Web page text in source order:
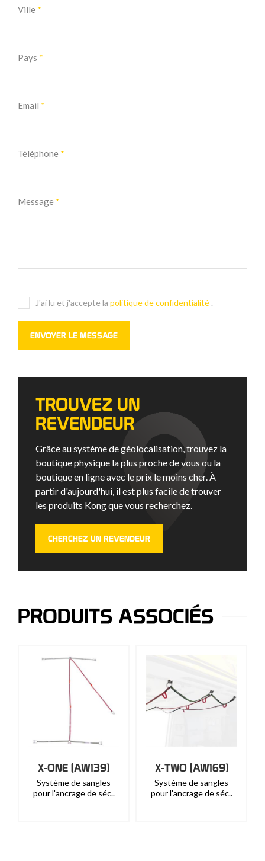
Ville *
Pays *
Email *
Téléphone *
Message *
J'ai lu et j'accepte la politique de confidentialité .
TROUVEZ UN
REVENDEUR
Grâce au système de géolocalisation, trouvez la
boutique physique la plus proche de vous ou la
boutique en ligne avec le prix le moins cher. À
partir d'aujourd'hui, il est plus facile de trouver
les produits Kong que vous recherchez.
CHERCHEZ UN REVENDEUR
PRODUITS ASSOCIÉS
X-ONE (AW139)
Système de sangles
pour l'ancrage de séc..
X-TWO (AW169)
Système de sangles
pour l'ancrage de séc..